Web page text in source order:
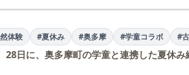
体験 #夏休み #奥多摩 #学童コラボ #
28日に、奥多摩町の学童と連携した夏休み